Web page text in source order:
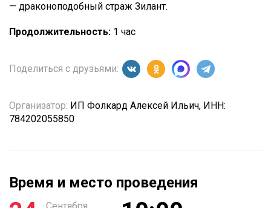
— драконоподобный страж Зилант.
Продолжительность: 1 час
Поделиться с друзьями:
Организатор: ИП Фолкард Алексей Ильич, ИНН:
784202055850
Время и место проведения